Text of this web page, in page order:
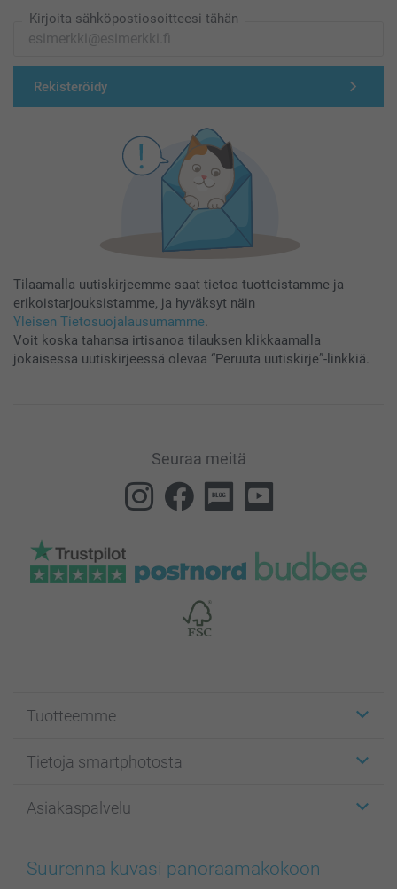
Kirjoita sähköpostiosoitteesi tähän
Rekisteröidy
Tilaamalla uutiskirjeemme saat tietoa tuotteistamme ja
erikoistarjouksistamme, ja hyväksyt näin
Yleisen Tietosuojalausumamme.
Voit koska tahansa irtisanoa tilauksen klikkaamalla
jokaisessa uutiskirjeessä olevaa “Peruuta uutiskirje”-linkkiä.
Seuraa meitä
Tuotteemme
Kuvakortit
Kuvakirjat
Valokuvat, Julisteet & Taskukirjat
Tietoja smartphotosta
Affiliate ohjelma
Evästekäytäntö
Asiakaspalvelu
100% tyytyväisyystakuu
Suurenna kuvasi panoraamakokoon